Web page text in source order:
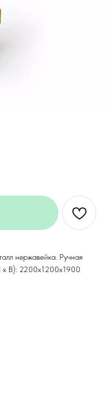
нержавейка. Ручная
x В): 2200х1200х1900